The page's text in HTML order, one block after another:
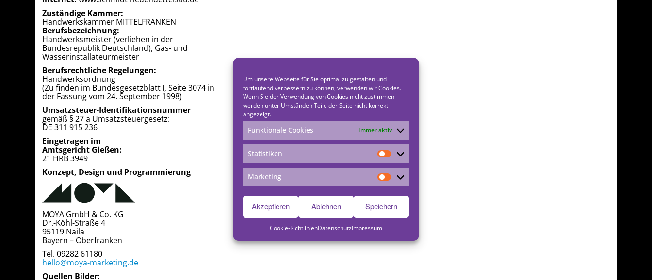
Um unsere Webseite für Sie optimal zu gestalten und
fortlaufend verbessern zu können, verwenden wir Cookies.
Wenn Sie der Verwendung von Cookies nicht zustimmen
werden unter Umständen Teile der Seite nicht korrekt
angezeigt.
Funktionale Cookies Immer aktiv
Statistiken Statistiken
Marketing Marketing
Akzeptieren Ablehnen Speichern
Cookie-RichtlinienDatenschutzImpressum
Zuständige Kammer:
Handwerkskammer MITTELFRANKEN
Berufsbezeichnung:
Handwerksmeister (verliehen in der
Bundesrepublik Deutschland), Gas- und
Wasserinstallateurmeister
Berufsrechtliche Regelungen:
Handwerksordnung
(Zu finden im Bundesgesetzblatt I, Seite 3074 in
der Fassung vom 24. September 1998)
Umsatzsteuer-Identifikationsnummer
gemäß § 27 a Umsatzsteuergesetz:
DE 311 915 236
Eingetragen im
Amtsgericht Gießen:
21 HRB 3949
Konzept, Design und Programmierung
MOYA GmbH & Co. KG
Dr.-Köhl-Straße 4
95119 Naila
Bayern – Oberfranken
Tel. 09282 61180
hello@moya-marketing.de
Quellen Bilder: